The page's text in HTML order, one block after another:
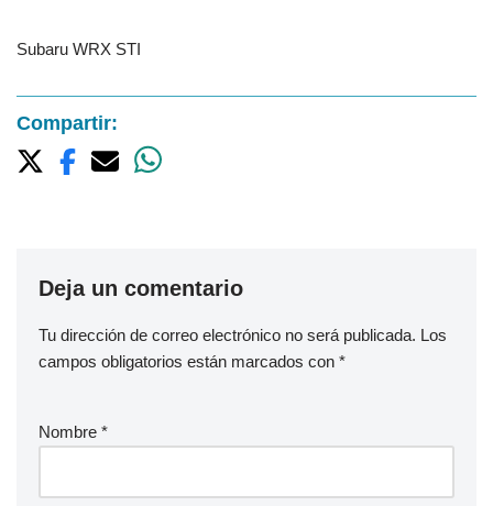
Subaru WRX STI
Compartir:
Deja un comentario
Tu dirección de correo electrónico no será publicada. Los
campos obligatorios están marcados con *
Nombre *